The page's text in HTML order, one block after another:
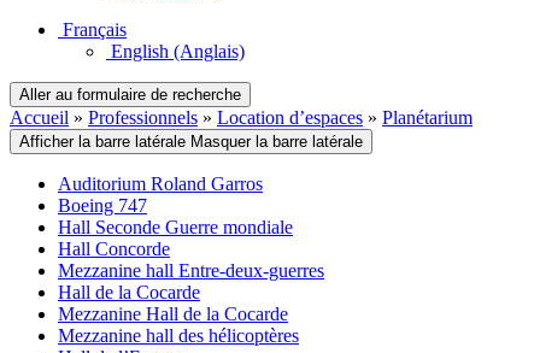
Français
English (Anglais)
Aller au formulaire de recherche
Accueil » Professionnels » Location d’espaces » Planétarium
Afficher la barre latérale Masquer la barre latérale
Auditorium Roland Garros
Boeing 747
Hall Seconde Guerre mondiale
Hall Concorde
Mezzanine hall Entre-deux-guerres
Hall de la Cocarde
Mezzanine Hall de la Cocarde
Mezzanine hall des hélicoptères